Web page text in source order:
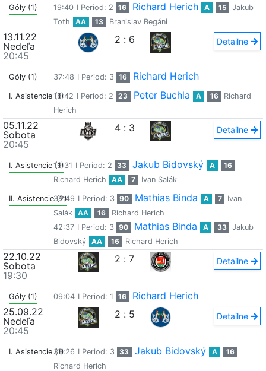
Góly (1) 19:40 I Period: 2 16 Richard Herich A 15
Jakub
Toth
AA 13 Branislav Begáni
13.11.22
Nedeľa
20:45
2 : 6 Detailne
Góly (1) 37:48 I Period: 3 16 Richard Herich
I. Asistencie (1)18:42 I Period: 2 23 Peter Buchla A 16
Richard
Herich
05.11.22
Sobota
20:45
4 : 3 Detailne
I. Asistencie (1)19:31 I Period: 2 33 Jakub Bidovský A
16
Richard Herich
AA 7 Ivan Salák
II. Asistencie (2)
38:49 I Period: 3 90 Mathias Binda A 7
Ivan
Salák
AA 16
Richard Herich
42:37 I Period: 3 90 Mathias Binda A 33
Jakub
Bidovský
AA 16 Richard Herich
22.10.22
Sobota
19:30
2 : 7 Detailne
Góly (1) 09:04 I Period: 1 16
Richard Herich
25.09.22
Nedeľa
20:45
2 : 5 Detailne
I. Asistencie (1)33:26 I Period: 3 33 Jakub Bidovský A
16
Richard Herich